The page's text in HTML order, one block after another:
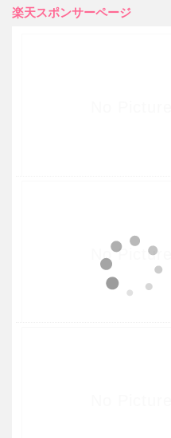
楽天スポンサーページ